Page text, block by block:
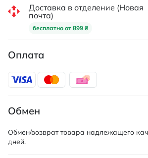
Доставка в отделение (Новая
почта)
бесплатно от 899 ₴
Оплата
Обмен
Обмен/возврат товара надлежащего
дней.